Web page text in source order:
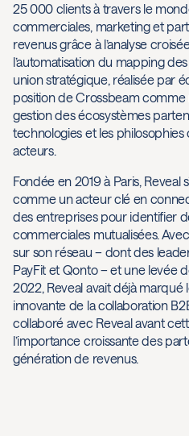
25 000 clients à travers le
commerciales, marketing et
revenus grâce à l’analyse
l’automatisation du mapping
union stratégique, réalisée par
position de Crossbeam
gestion des écosystèmes
technologies et les
acteurs.
Fondée en 2019 à Paris, Reveal
comme un acteur clé en
des entreprises pour identifier
commerciales mutualisées.
sur son réseau – dont des
PayFit et Qonto – et une levée
2022, Reveal avait déjà
innovante de la collaboration
collaboré avec Reveal avant
l’importance croissante des
génération de revenus.